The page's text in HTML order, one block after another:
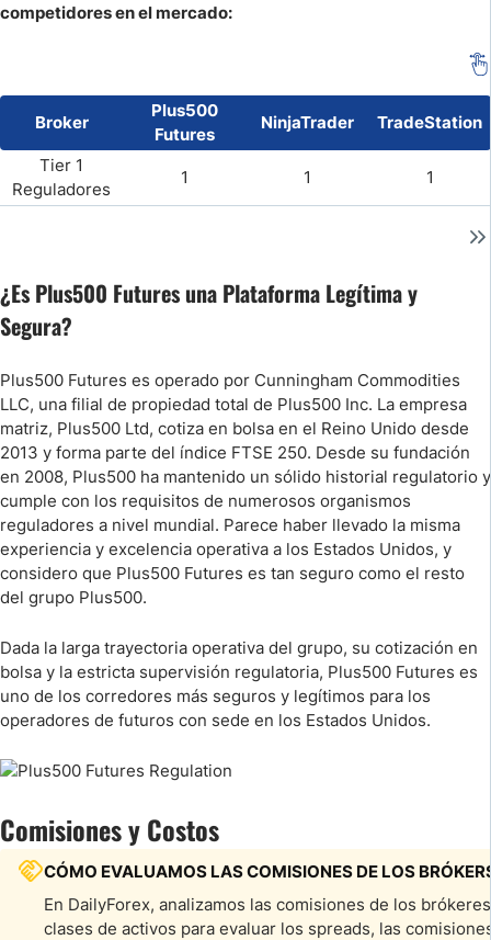
competidores en el mercado:
Broker
Plus500
Futures
NinjaTrader TradeStation
Tier 1
Reguladores
1 1 1
¿Es Plus500 Futures una Plataforma Legítima y
Segura?
Plus500 Futures es operado por Cunningham Commodities
LLC, una filial de propiedad total de Plus500 Inc. La empresa
matriz, Plus500 Ltd, cotiza en bolsa en el Reino Unido desde
2013 y forma parte del índice FTSE 250. Desde su fundación
en 2008, Plus500 ha mantenido un sólido historial regulatorio y
cumple con los requisitos de numerosos organismos
reguladores a nivel mundial. Parece haber llevado la misma
experiencia y excelencia operativa a los Estados Unidos, y
considero que Plus500 Futures es tan seguro como el resto
del grupo Plus500.
Dada la larga trayectoria operativa del grupo, su cotización en
bolsa y la estricta supervisión regulatoria, Plus500 Futures es
uno de los corredores más seguros y legítimos para los
operadores de futuros con sede en los Estados Unidos.
Comisiones y Costos
CÓMO EVALUAMOS LAS COMISIONES DE LOS
En DailyForex, analizamos las comisiones de los
clases de activos para evaluar los spreads, las